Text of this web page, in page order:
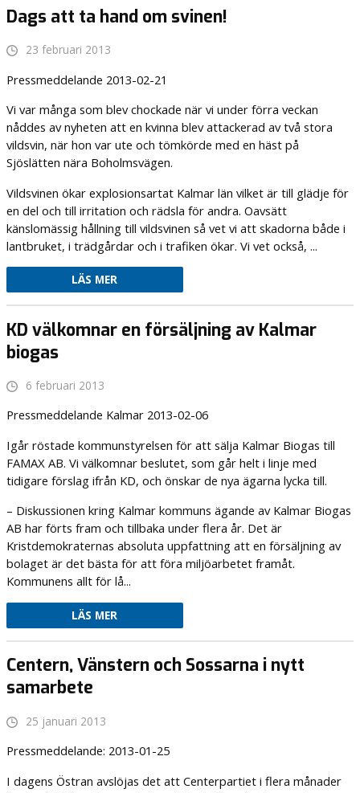
Dags att ta hand om svinen!
23 februari 2013
Pressmeddelande 2013-02-21
Vi var många som blev chockade när vi under förra veckan
nåddes av nyheten att en kvinna blev attackerad av två stora
vildsvin, när hon var ute och tömkörde med en häst på
Sjöslätten nära Boholmsvägen.
Vildsvinen ökar explosionsartat Kalmar län vilket är till glädje för
en del och till irritation och rädsla för andra. Oavsätt
känslomässig hållning till vildsvinen så vet vi att skadorna både i
lantbruket, i trädgårdar och i trafiken ökar. Vi vet också, ...
LÄS MER
KD välkomnar en försäljning av Kalmar
biogas
6 februari 2013
Pressmeddelande Kalmar 2013-02-06
Igår röstade kommunstyrelsen för att sälja Kalmar Biogas till
FAMAX AB. Vi välkomnar beslutet, som går helt i linje med
tidigare förslag ifrån KD, och önskar de nya ägarna lycka till.
– Diskussionen kring Kalmar kommuns ägande av Kalmar Biogas
AB har förts fram och tillbaka under flera år. Det är
Kristdemokraternas absoluta uppfattning att en försäljning av
bolaget är det bästa för att föra miljöarbetet framåt.
Kommunens allt för lå...
LÄS MER
Centern, Vänstern och Sossarna i nytt
samarbete
25 januari 2013
Pressmeddelande: 2013-01-25
I dagens Östran avslöjas det att Centerpartiet i flera månader